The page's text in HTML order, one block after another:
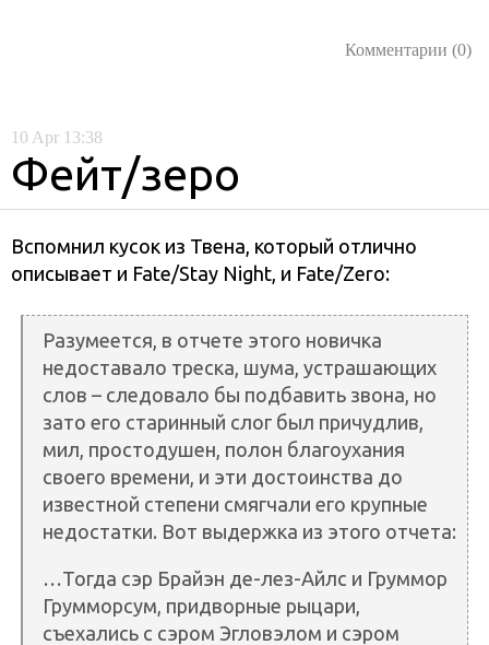
Комментарии (0)
10 Apr 13:38
Фейт/зеро
Вспомнил кусок из Твена, который отлично
описывает и Fate/Stay Night, и Fate/Zero:
Разумеется, в отчете этого новичка
недоставало треска, шума, устрашающих
слов – следовало бы подбавить звона, но
зато его старинный слог был причудлив,
мил, простодушен, полон благоухания
своего времени, и эти достоинства до
известной степени смягчали его крупные
недостатки. Вот выдержка из этого отчета:
…Тогда сэр Брайэн де-лез-Айлс и Груммор
Грумморсум, придворные рыцари,
съехались с сэром Эгловэлом и сэром